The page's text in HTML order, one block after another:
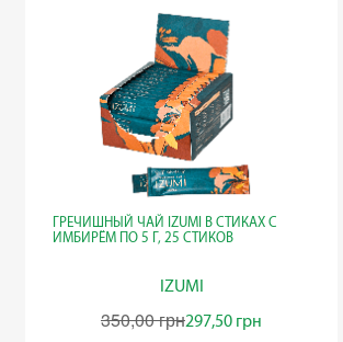
ГРЕЧИШНЫЙ ЧАЙ IZUMI В СТИКАХ С
ИМБИРЁМ ПО 5 Г, 25 СТИКОВ
IZUMI
350,00 грн297,50 грн
350,00 грн297,50 грн